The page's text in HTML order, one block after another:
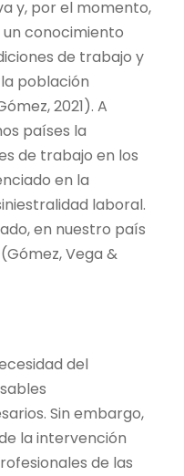
y, por el momento,
conocimiento
de trabajo y
población
2021). A
países la
de trabajo en los
en la
laboral.
en nuestro país
Vega &
del
Sin embargo,
la intervención
de las